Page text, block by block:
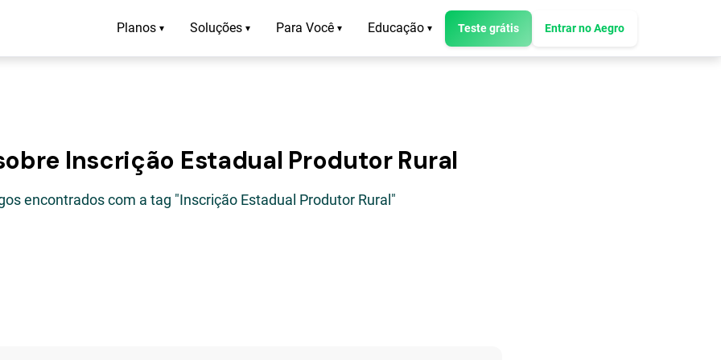
Planos ▾ Soluções ▾ Para Você ▾ Educação ▾ Teste grátis Entrar no Aegro
Inscrição Estadual Produtor Rural
encontrados com a tag "Inscrição Estadual Produtor Rural"